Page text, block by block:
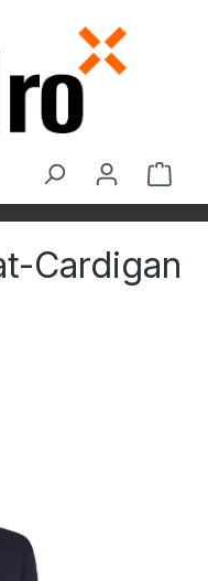
Cardigan